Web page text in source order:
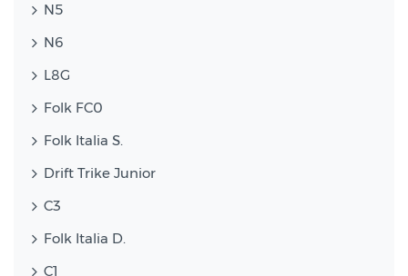
N5
N6
L8G
Folk FC0
Folk Italia S.
Drift Trike Junior
C3
Folk Italia D.
C1